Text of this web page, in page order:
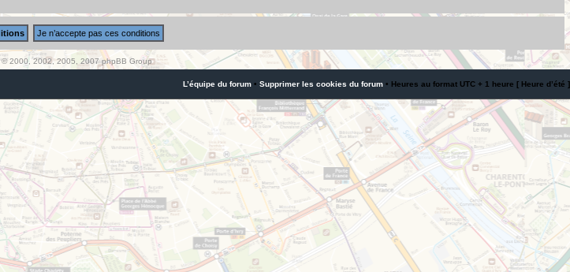
© 2000, 2002, 2005, 2007 phpBB Group
L’équipe du forum • Supprimer les cookies du forum • Heures au format UTC + 1 heure [ Heure d’été ]